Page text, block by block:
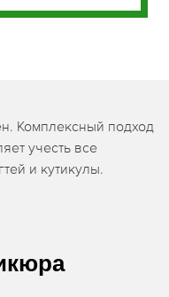
Комплексный подход
учесть все
и кутикулы.